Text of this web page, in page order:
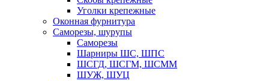
Уголки крепежные
Оконная фурнитура
Саморезы, шурупы
Саморезы
Шарниры ШС, ШПС
ШСГД, ШСГМ, ШСММ
ШУЖ, ШУЦ